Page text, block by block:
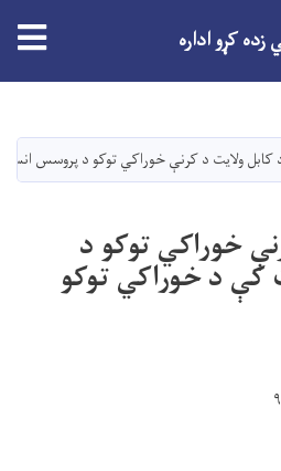
دانګل
کړو اداره
کابل ولایت د کرنې خوراکي توکو د پروسس
خوراکي توکو د
د خوراکي توکو